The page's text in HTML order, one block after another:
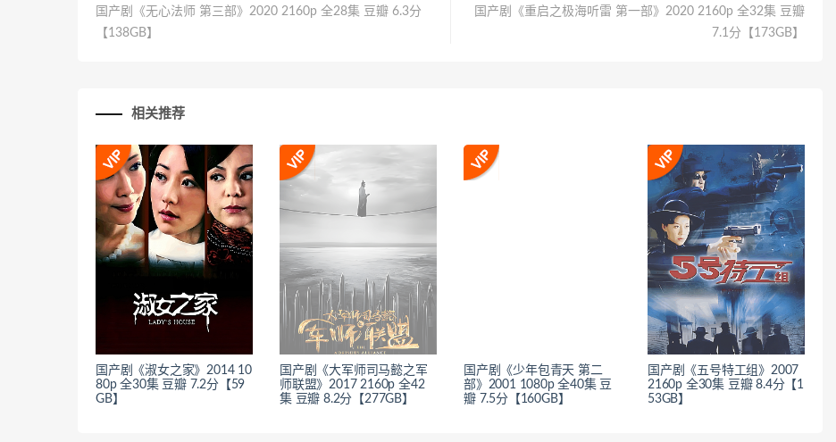
国产剧《无心法师 第三部》2020 2160p 全28集 豆瓣 6.3分
【138GB】
国产剧《重启之极海听雷 第一部》2020 2160p 全32集 豆瓣
7.1分【173GB】
相关推荐
国产剧《淑女之家》2014 10
80p 全30集 豆瓣 7.2分【59
GB】
国产剧《大军师司马懿之军
师联盟》2017 2160p 全42
集 豆瓣 8.2分【277GB】
国产剧《少年包青天 第二
部》2001 1080p 全40集 豆
瓣 7.5分【160GB】
国产剧《五号特工组》2007
2160p 全30集 豆瓣 8.4分【1
53GB】